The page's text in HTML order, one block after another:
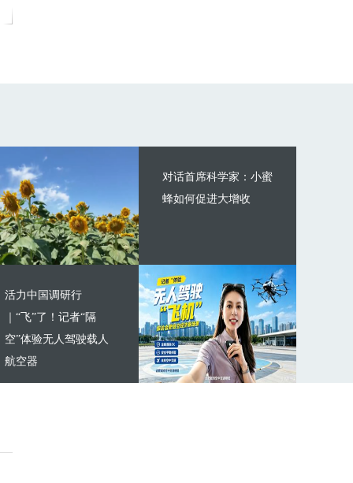
对话首席科学家：小蜜
蜂如何促进大增收
活力中国调研行
｜“飞”了！记者“隔
空”体验无人驾驶载人
航空器